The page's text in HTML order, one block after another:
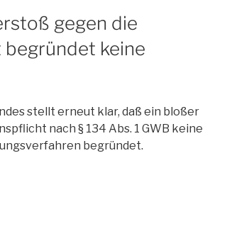
gegen die
keine
stellt erneut klar, daß ein bloßer
nach § 134 Abs. 1 GWB keine
begründet.